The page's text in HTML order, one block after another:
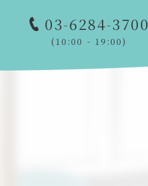
03-6284-3700
(10:00 - 19:00)